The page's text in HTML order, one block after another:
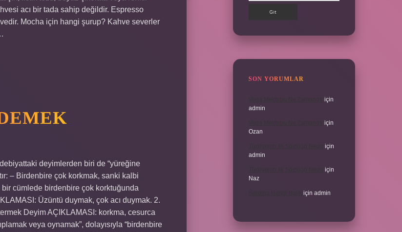
acı bir tada sahip değildir. Espresso
Mocha için hangi şurup? Kahve severler
deyimlerden biri de “yüreğine
– Birdenbire çok korkmak, sanki kalbi
bir cümlede birdenbire çok korktuğunda
Üzüntü duymak, çok acı duymak. 2.
Deyim AÇIKLAMASI: korkma, cesurca
veya oynamak”, dolayısıyla “birdenbire
SON YORUMLAR
için
admin
için
Ozan
için
admin
için
Naz
için admin